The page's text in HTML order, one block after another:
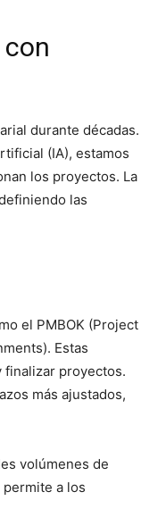
durante décadas.
(IA), estamos
los proyectos. La
las
el PMBOK (Project
Estas
finalizar proyectos.
más ajustados,
volúmenes de
a los